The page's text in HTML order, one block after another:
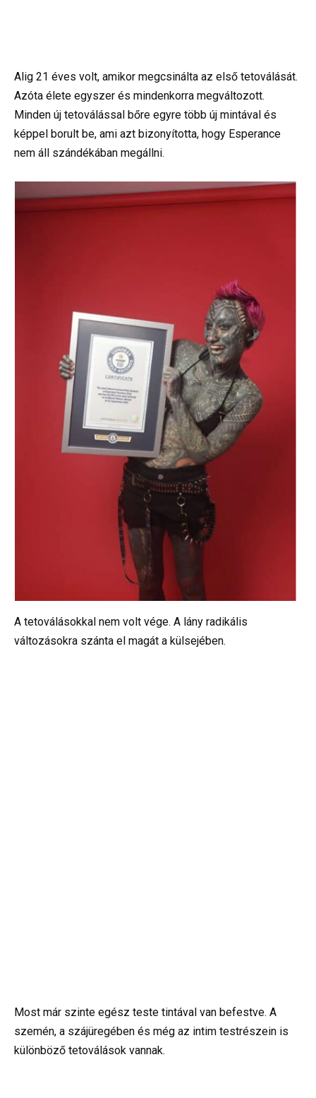
Alig 21 éves volt, amikor megcsinálta az első tetoválását.
Azóta élete egyszer és mindenkorra megváltozott.
Minden új tetoválással bőre egyre több új mintával és
képpel borult be, ami azt bizonyította, hogy Esperance
nem áll szándékában megállni.
A tetoválásokkal nem volt vége. A lány radikális
változásokra szánta el magát a külsejében.
Most már szinte egész teste tintával van befestve. A
szemén, a szájüregében és még az intim testrészein is
különböző tetoválások vannak.